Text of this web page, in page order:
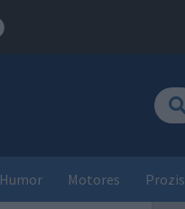
Humor Motores Prozis